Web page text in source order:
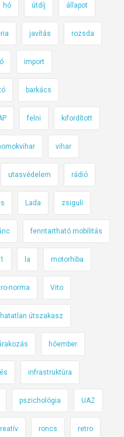
hó útdíj állapot
javítás rozsda
import
barkács
felni kifordított
vihar
utasvédelem rádió
Lada zsiguli
fenntartható mobilitás
la motorhiba
norma Vito
útszakasz
hóember
infrastruktúra
pszichológia UAZ
roncs retro